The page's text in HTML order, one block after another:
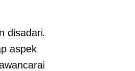
disadari.
aspek